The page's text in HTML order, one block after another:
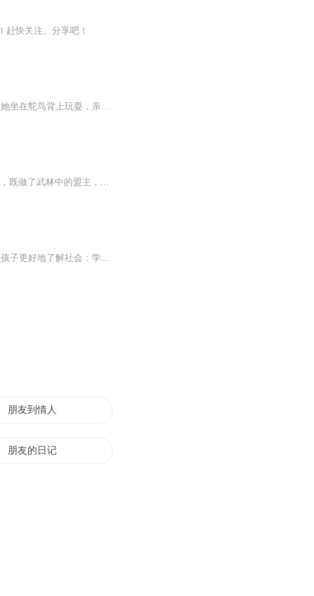
快关注、分享吧！
《我的野生动物朋友》是生命教育的重要读本。 10岁的小女孩蒂皮有一群与众不同的朋友。她坐在鸵鸟背上玩耍，亲大象哥哥的鼻子，和猎豹一起散步，跟着狒狒爬树……她的经历充满了奇趣、欢乐和惊险，带我们走进一个奇异而梦幻的世界，展现出一幅人与自然、...
“自古以来，江湖中的人都看不起官儿，官儿也看不起江湖中的人，但这个世界上却有一个人，既做了武林中的盟主，又做了朝廷中的大官儿。这个人是谁呢？”“是你的一个朋友”“是的。他就是我的一个朋友”“我在墙下走，他在另一道回廊上笑着看着我。那一刻...
3-6岁儿童必备社会安全认知故事，让孩子学会自我保护：防走失、防伤害、防校园暴力；让孩子更好地了解社会：学会独立，做好入园准备等。想要及时收听更新内容，欢迎关注微信公众号“pyggwan”！...
朋友到情人
朋友的日记